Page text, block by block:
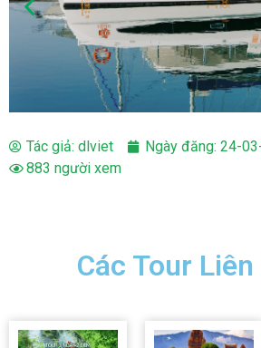
Tác giả: dlviet Ngày đăng: 24-
883 người xem
Các Tour Liên